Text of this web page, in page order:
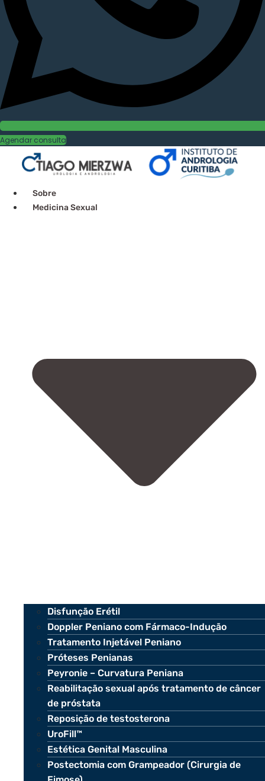
Agendar consulta
Sobre
Medicina Sexual
Disfunção Erétil
Doppler Peniano com Fármaco-Indução
Tratamento Injetável Peniano
Próteses Penianas
Peyronie – Curvatura Peniana
Reabilitação sexual após tratamento de câncer
de próstata
Reposição de testosterona
UroFill™
Estética Genital Masculina
Postectomia com Grampeador (Cirurgia de